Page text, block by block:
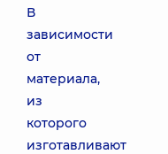
В
зависимости
от
материала,
из
которого
изготавливают